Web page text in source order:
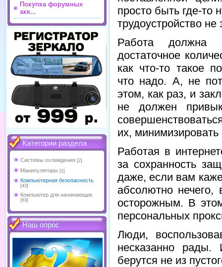
Покупка форумных
акк...
Категории раздела
Системы охлаждения [2]
Манипуляторы [1]
Компьютерная безопасность
[43]
Компьютер для начинающих
[63]
Наш опрос
просто быть где-
трудоустройство
Работа должна
достаточное
как что-то такое
что надо. А, не
этом, как раз, и
не должен
их,
Работая в
за сохранность
даже, если вам
абсолютно
осторожным. В
персональных
Люди,
несказанно
берутся не из